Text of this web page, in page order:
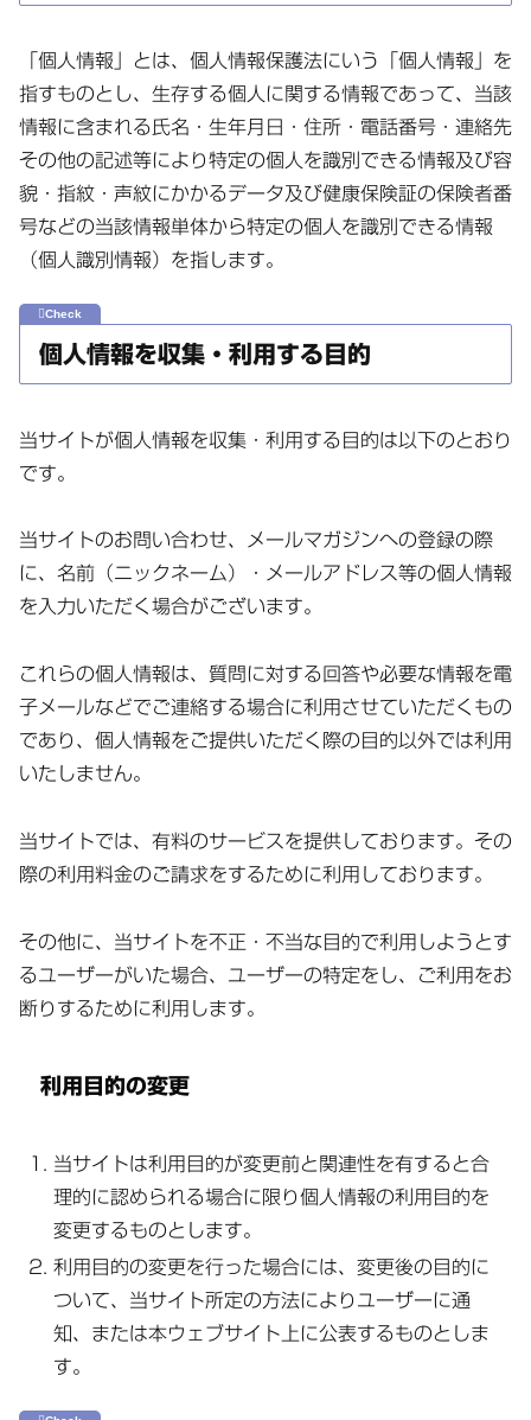
「個人情報」とは、個人情報保護法にいう「個人情報」を
指すものとし、生存する個人に関する情報であって、当該
情報に含まれる氏名・生年月日・住所・電話番号・連絡先
その他の記述等により特定の個人を識別できる情報及び容
貌・指紋・声紋にかかるデータ及び健康保険証の保険者番
号などの当該情報単体から特定の個人を識別できる情報
（個人識別情報）を指します。
個人情報を収集・利用する目的
当サイトが個人情報を収集・利用する目的は以下のとおり
です。
当サイトのお問い合わせ、メールマガジンへの登録の際
に、名前（ニックネーム）・メールアドレス等の個人情報
を入力いただく場合がございます。
これらの個人情報は、質問に対する回答や必要な情報を電
子メールなどでご連絡する場合に利用させていただくもの
であり、個人情報をご提供いただく際の目的以外では利用
いたしません。
当サイトでは、有料のサービスを提供しております。その
際の利用料金のご請求をするために利用しております。
その他に、当サイトを不正・不当な目的で利用しようとす
るユーザーがいた場合、ユーザーの特定をし、ご利用をお
断りするために利用します。
利用目的の変更
当サイトは利用目的が変更前と関連性を有すると合
理的に認められる場合に限り個人情報の利用目的を
変更するものとします。
利用目的の変更を行った場合には、変更後の目的に
ついて、当サイト所定の方法によりユーザーに通
知、または本ウェブサイト上に公表するものとしま
す。